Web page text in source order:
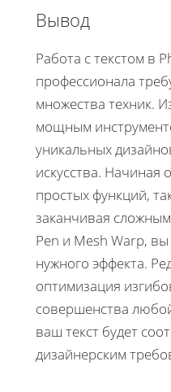
Вывод
Работа с текстом в
профессионала
множества техник.
мощным
уникальных
искусства. Начиная
простых функций,
заканчивая
Pen и Mesh Warp,
нужного эффекта.
оптимизация
совершенства
ваш текст будет
дизайнерским